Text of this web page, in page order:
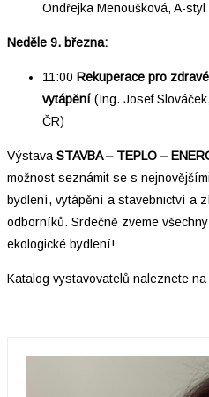
Ondřejka Menoušková, A-styl
Neděle 9. března:
11:00 Rekuperace pro
vytápění (Ing. Josef
ČR)
VýstavaSTAVBA – TEPLO –
možnost seznámit se s
bydlení, vytápění a stavebnictví a
odborníků. Srdečně zveme
ekologické bydlení!
Katalog vystavovatelů naleznete na